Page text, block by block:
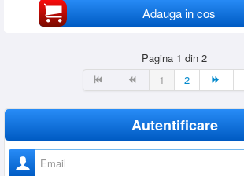
Adauga in cos
Pagina 1 din 2
1
2
Autentificare
Nume utilizator